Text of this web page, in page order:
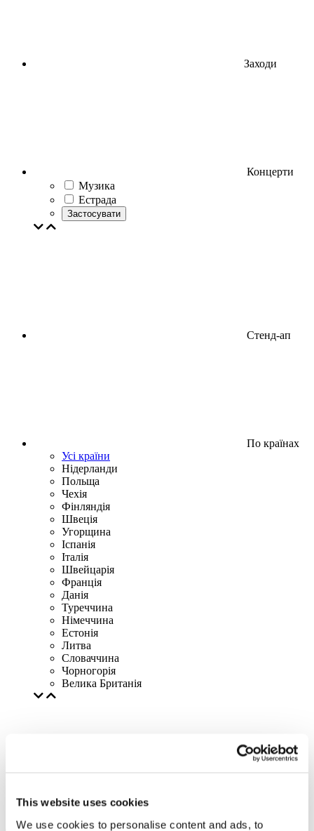
This website uses cookies
We use cookies to personalise content and ads, to
Заходи
Концерти
Музика
Естрада
Застосувати
Стенд-ап
По країнах
Усі країни
Нідерланди
Польща
Чехія
Фінляндія
Швеція
Угорщина
Іспанія
Італія
Швейцарія
Франція
Данія
Туреччина
Німеччина
Естонія
Литва
Словаччина
Чорногорія
Велика Британія